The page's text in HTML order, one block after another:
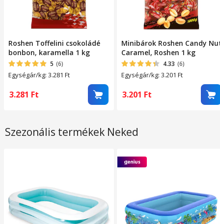
Roshen Toffelini csokoládé
bonbon, karamella 1 kg
5 (6)
Egységár/kg: 3.281 Ft
3.281 Ft
Minibárok Roshen Candy
Caramel, Roshen 1 kg
4.33 (6)
Egységár/kg: 3.201 Ft
3.201 Ft
Szezonális termékek Neked